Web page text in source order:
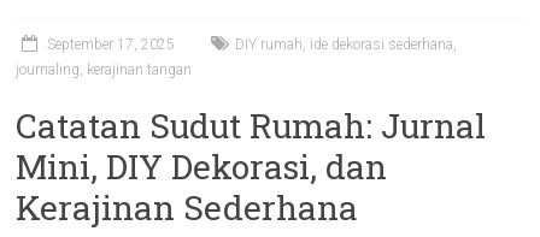
September 17, 2025
DIY rumah, ide dekorasi sederhana,
journaling, kerajinan tangan
Catatan Sudut Rumah: Jurnal
Mini, DIY Dekorasi, dan
Kerajinan Sederhana